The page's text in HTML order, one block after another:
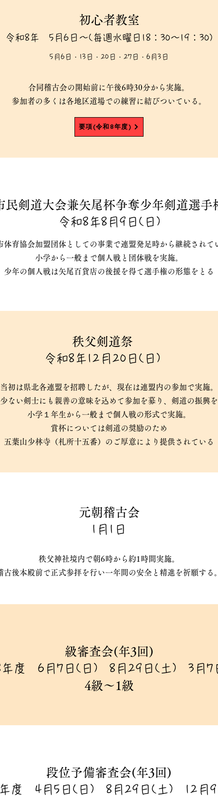
初心者教室
令和8年 5月6日～(毎週水曜日18：30～19：30)
5月6日・13日・20日・27日・6月3日
合同稽古会の開始前に午後6時30分から実施。
参加者の多くは各地区道場での練習に結びついている。
要項(令和8年度)
民剣道大会兼矢尾杯争奪少年剣道選手
令和8年8月9日(日)
体育協会加盟団体としての事業で連盟発足時から継続されて
小学から一般まで個人戦と団体戦を実施。
少年の個人戦は矢尾百貨店の後援を得て選手権の形態をとる
当初は県北各連盟を招聘したが、現在は連盟内の参加で実施。
ない剣士にも親善の意味を込めて参加を募り、剣道の振興を
小学１年生から一般まで個人戦の形式で実施。
賞杯については剣道の奨励のため
五葉山少林寺（札所十五番）のご厚意により提供されている
秩父剣道祭
令和8年12月20日(日)
元朝稽古会
1月1日
秩父神社境内で朝6時から約1時間実施。
古後本殿前で正式参拝を行い一年間の安全と精進を祈願する。
級審査会(年3回)
年度 6月7日(日) 8月29日(土) 3月7
4級〜1級
段位予備審査会(年3回)
度 4月5日(日) 8月29日(土) 12月9